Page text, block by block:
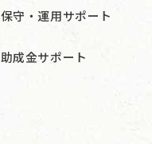
保守・運用サポート
助成金サポート